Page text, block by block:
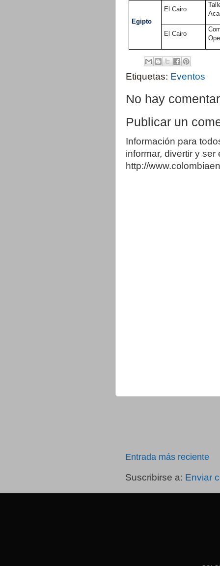
Egipto
El Cairo
El Cairo
Etiquetas: Eventos
No hay
Publicar un
Información para
informar, divertir y
http://
Entrada más reciente
Suscribirse a: Enviar